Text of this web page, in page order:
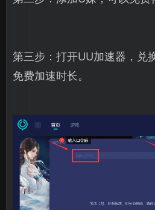
第三步：打开UU加速器，兑
免费加速时长。